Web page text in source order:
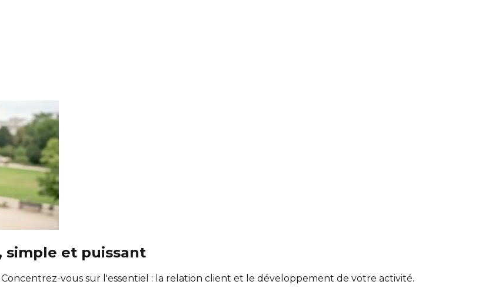
simple et puissant
vous sur l'essentiel : la relation client et le développement de votre activité.